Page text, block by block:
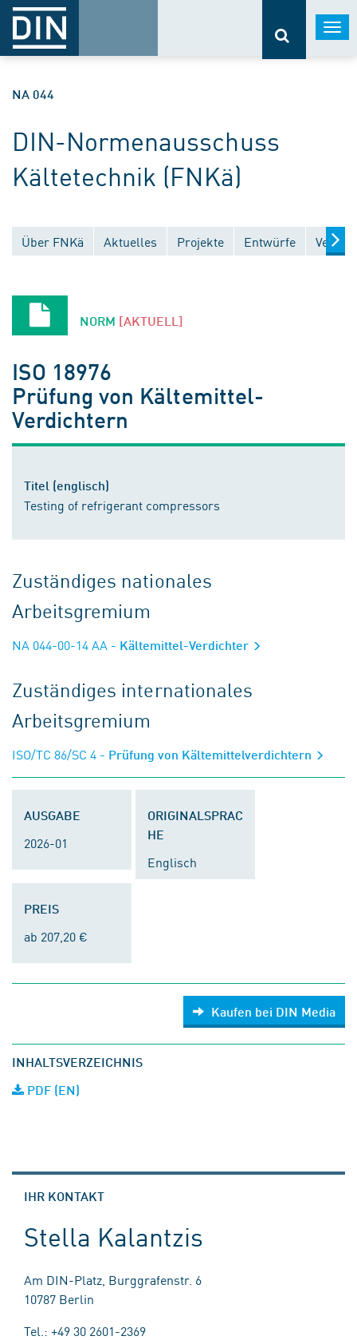
NA 044
DIN-Normenausschuss
Kältetechnik (FNKä)
Über FNKä Aktuelles Projekte Entwürfe
NORM [AKTUELL]
ISO 18976
Prüfung von Kältemittel-
Verdichtern
Titel (englisch)
Testing of refrigerant compressors
Zuständiges nationales
Arbeitsgremium
NA 044-00-14 AA - Kältemittel-Verdichter
Zuständiges internationales
Arbeitsgremium
ISO/TC 86/SC 4 - Prüfung von Kältemittelverdichtern
AUSGABE
2026-01
ORIGINALSPRAC
HE
Englisch
PREIS
ab 207,20 €
Kaufen bei DIN Media
INHALTSVERZEICHNIS
PDF (EN)
IHR KONTAKT
Stella Kalantzis
Am DIN-Platz, Burggrafenstr. 6
10787 Berlin
Tel.: +49 30 2601-2369